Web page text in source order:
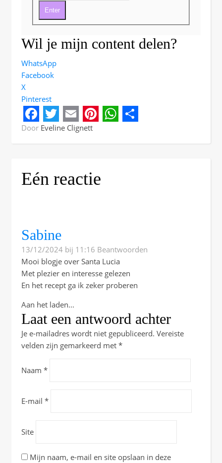
Enter
Wil je mijn content delen?
WhatsApp
Facebook
X
Pinterest
Facebook
Twitter
EmailPinterest
Door Eveline Clignett
Eén reactie
Sabine
13/12/2024 bij 11:16 Beantwoorden
Mooi blogje over Santa Lucia
Met plezier en interesse gelezen
En het recept ga ik zeker proberen
Aan het laden...
Laat een antwoord achter
Je e-mailadres wordt niet gepubliceerd. Vereiste
velden zijn gemarkeerd met *
Naam *
E-mail *
Site
Mijn naam, e-mail en site opslaan in deze